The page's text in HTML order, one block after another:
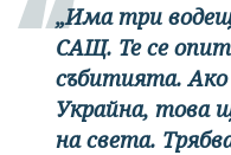
„Има три
САЩ. Те се
събитията. Ако
Украйна, това
на света.